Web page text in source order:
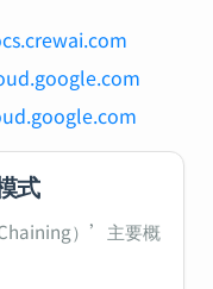
式
）’主要概